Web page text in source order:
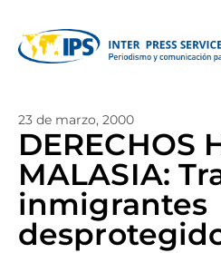
23 de marzo, 2000
DERECHOS
MALASIA:
inmigrantes